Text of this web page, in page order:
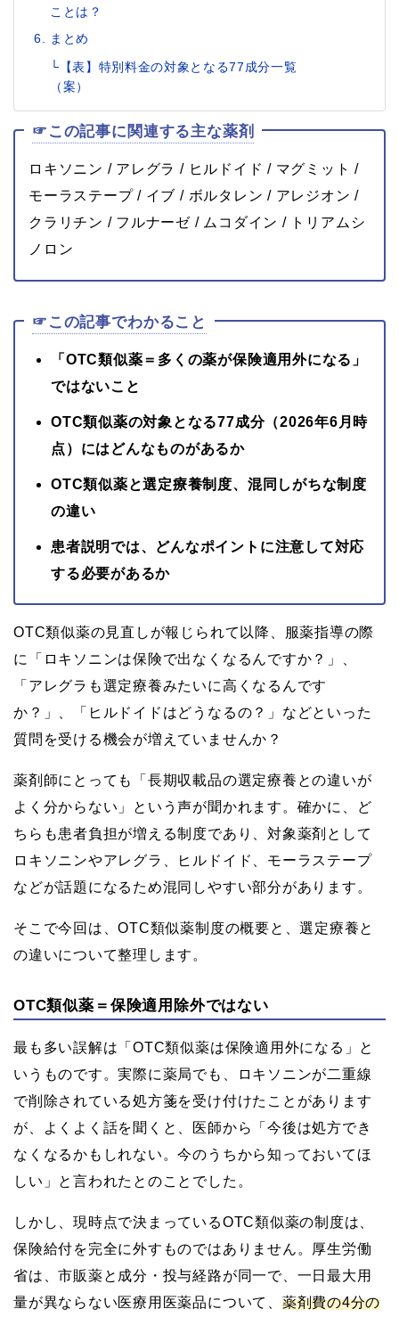
ことは？
まとめ
└【表】特別料金の対象となる77成分一覧
（案）
☞この記事に関連する主な薬剤
ロキソニン / アレグラ / ヒルドイド / マグミット /
モーラステープ / イブ / ボルタレン / アレジオン /
クラリチン / フルナーゼ / ムコダイン / トリアムシ
ノロン
☞この記事でわかること
「OTC類似薬＝多くの薬が保険適用外になる」
ではないこと
OTC類似薬の対象となる77成分（2026年6月時
点）にはどんなものがあるか
OTC類似薬と選定療養制度、混同しがちな制度
の違い
患者説明では、どんなポイントに注意して対応
する必要があるか
OTC類似薬の見直しが報じられて以降、服薬指導の際
に「ロキソニンは保険で出なくなるんですか？」、
「アレグラも選定療養みたいに高くなるんです
か？」、「ヒルドイドはどうなるの？」などといった
質問を受ける機会が増えていませんか？
薬剤師にとっても「長期収載品の選定療養との違いが
よく分からない」という声が聞かれます。確かに、ど
ちらも患者負担が増える制度であり、対象薬剤として
ロキソニンやアレグラ、ヒルドイド、モーラステープ
などが話題になるため混同しやすい部分があります。
そこで今回は、OTC類似薬制度の概要と、選定療養と
の違いについて整理します。
OTC類似薬＝保険適用除外ではない
最も多い誤解は「OTC類似薬は保険適用外になる」と
いうものです。実際に薬局でも、ロキソニンが二重線
で削除されている処方箋を受け付けたことがあります
が、よくよく話を聞くと、医師から「今後は処方でき
なくなるかもしれない。今のうちから知っておいてほ
しい」と言われたとのことでした。
しかし、現時点で決まっているOTC類似薬の制度は、
保険給付を完全に外すものではありません。厚生労働
省は、市販薬と成分・投与経路が同一で、一日最大用
量が異ならない医療用医薬品について、 薬剤費の4分の